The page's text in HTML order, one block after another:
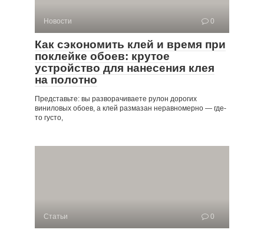
Новости 0
Как сэкономить клей и время при
поклейке обоев: крутое
устройство для нанесения клея
на полотно
Представьте: вы разворачиваете рулон дорогих
виниловых обоев, а клей размазан неравномерно — где-
то густо,
Статьи 0